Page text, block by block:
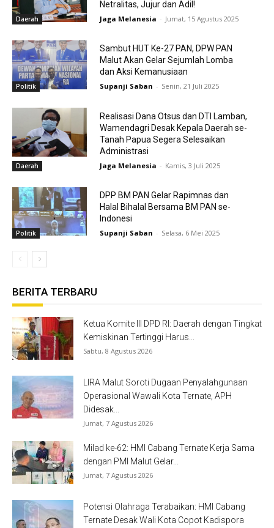
Daerah
Netralitas, Jujur dan Adil!
Jaga Melanesia - Jumat, 15 Agustus 2025
Politik
Sambut HUT Ke-27 PAN, DPW PAN
Malut Akan Gelar Sejumlah Lomba
dan Aksi Kemanusiaan
Supanji Saban - Senin, 21 Juli 2025
Daerah
Realisasi Dana Otsus dan DTI Lamban,
Wamendagri Desak Kepala Daerah se-
Tanah Papua Segera Selesaikan
Administrasi
Jaga Melanesia - Kamis, 3 Juli 2025
Politik
DPP BM PAN Gelar Rapimnas dan
Halal Bihalal Bersama BM PAN se-
Indonesi
Supanji Saban - Selasa, 6 Mei 2025
BERITA TERBARU
Ketua Komite III DPD RI: Daerah dengan Tingkat
Kemiskinan Tertinggi Harus...
Sabtu, 8 Agustus 2026
LIRA Malut Soroti Dugaan Penyalahgunaan
Operasional Wawali Kota Ternate, APH
Didesak...
Jumat, 7 Agustus 2026
Milad ke-62: HMI Cabang Ternate Kerja Sama
dengan PMI Malut Gelar...
Jumat, 7 Agustus 2026
Potensi Olahraga Terabaikan: HMI Cabang
Ternate Desak Wali Kota Copot Kadispora